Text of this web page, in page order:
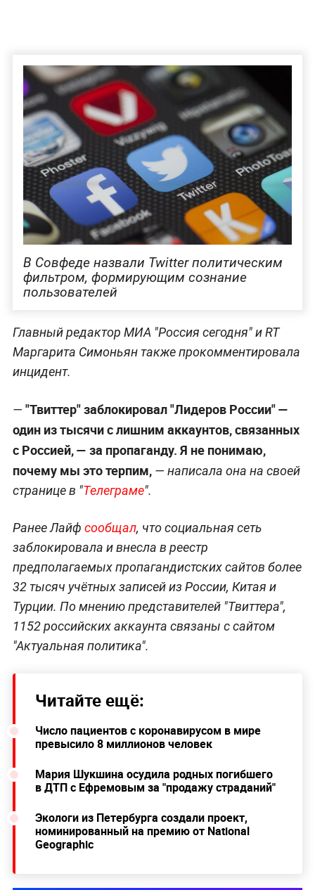
В Совфеде назвали Twitter политическим
фильтром, формирующим сознание
пользователей
Главный редактор МИА "Россия сегодня" и RT
Маргарита Симоньян также прокомментировала
инцидент.
— "Твиттер" заблокировал "Лидеров России" —
один из тысячи с лишним аккаунтов, связанных
с Россией, — за пропаганду. Я не понимаю,
почему мы это терпим,— написала она на своей
странице в "Телеграме".
Ранее Лайф сообщал, что социальная сеть
заблокировала и внесла в реестр
предполагаемых пропагандистских сайтов более
32 тысяч учётных записей из России, Китая и
Турции. По мнению представителей "Твиттера",
1152 российских аккаунта связаны с сайтом
"Актуальная политика".
Читайте ещё:
Число пациентов с коронавирусом в мире
превысило 8 миллионов человек
Мария Шукшина осудила родных погибшего
в ДТП с Ефремовым за "продажу страданий"
Экологи из Петербурга создали проект,
номинированный на премию от National
Geographic